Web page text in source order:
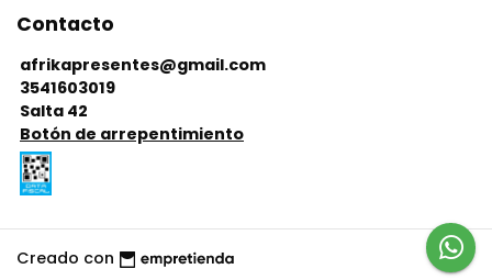
Contacto
afrikapresentes@gmail.com
3541603019
Salta 42
Botón de arrepentimiento
Creado con